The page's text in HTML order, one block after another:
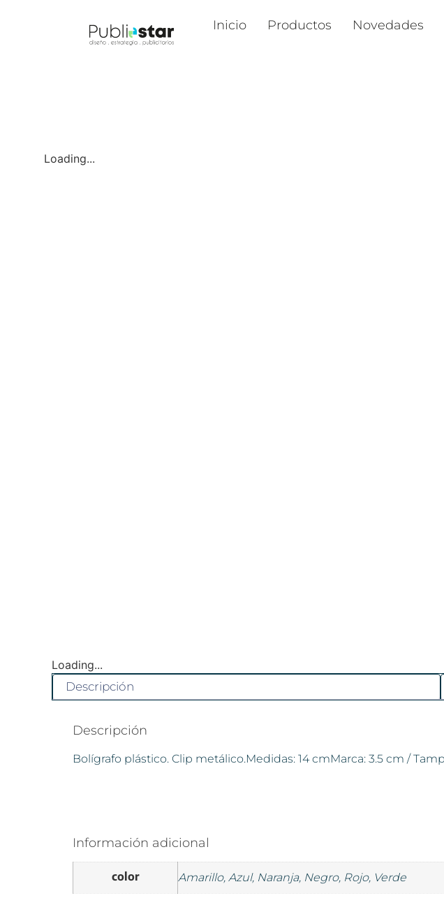
Inicio Productos Novedades
Loading...
Loading...
Descripción
Descripción
Bolígrafo plástico. Clip metálico.Medidas: 14 cmMarca: 3.5 cm /
Información adicional
color Amarillo, Azul, Naranja, Negro, Rojo, Verde